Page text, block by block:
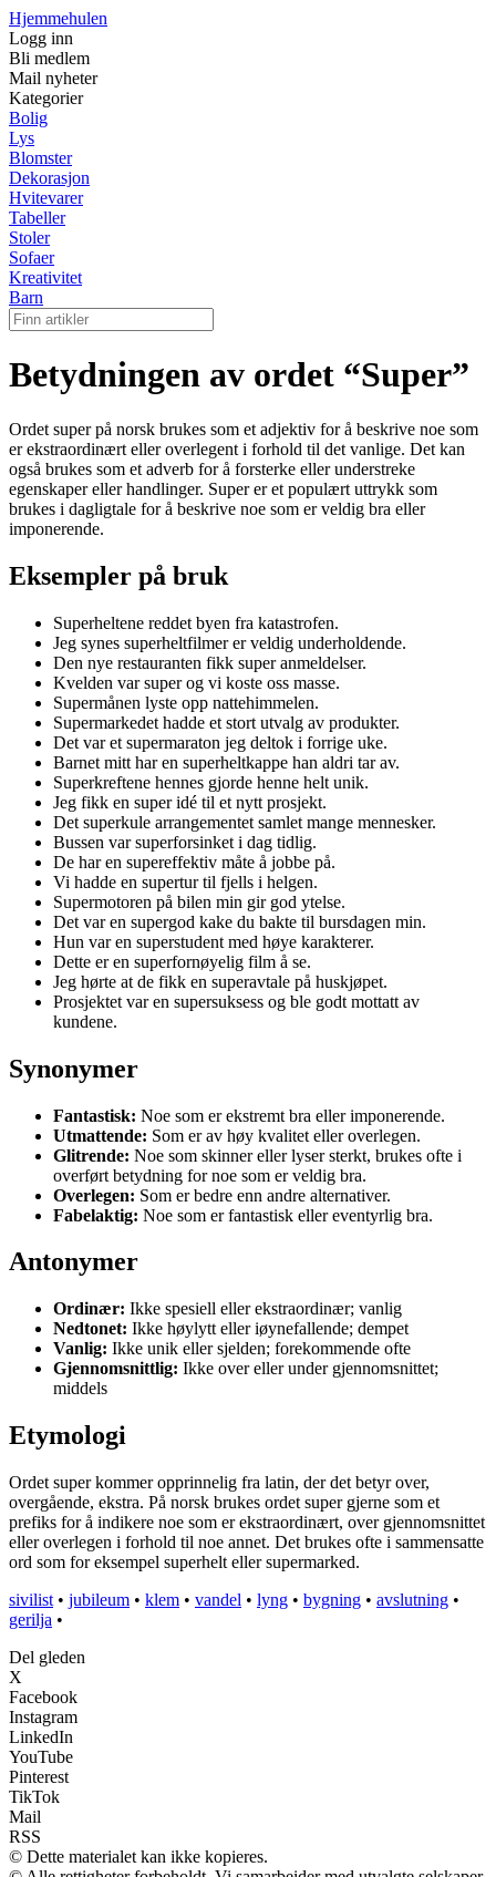
Hjemmehulen
Logg inn
Bli medlem
Mail nyheter
Kategorier
Bolig
Lys
Blomster
Dekorasjon
Hvitevarer
Tabeller
Stoler
Sofaer
Kreativitet
Barn
Betydningen av ordet “Super”
Ordet super på norsk brukes som et adjektiv for å beskrive noe som
er ekstraordinært eller overlegent i forhold til det vanlige. Det kan
også brukes som et adverb for å forsterke eller understreke
egenskaper eller handlinger. Super er et populært uttrykk som
brukes i dagligtale for å beskrive noe som er veldig bra eller
imponerende.
Eksempler på bruk
Superheltene reddet byen fra katastrofen.
Jeg synes superheltfilmer er veldig underholdende.
Den nye restauranten fikk super anmeldelser.
Kvelden var super og vi koste oss masse.
Supermånen lyste opp nattehimmelen.
Supermarkedet hadde et stort utvalg av produkter.
Det var et supermaraton jeg deltok i forrige uke.
Barnet mitt har en superheltkappe han aldri tar av.
Superkreftene hennes gjorde henne helt unik.
Jeg fikk en super idé til et nytt prosjekt.
Det superkule arrangementet samlet mange mennesker.
Bussen var superforsinket i dag tidlig.
De har en supereffektiv måte å jobbe på.
Vi hadde en supertur til fjells i helgen.
Supermotoren på bilen min gir god ytelse.
Det var en supergod kake du bakte til bursdagen min.
Hun var en superstudent med høye karakterer.
Dette er en superfornøyelig film å se.
Jeg hørte at de fikk en superavtale på huskjøpet.
Prosjektet var en supersuksess og ble godt mottatt av
kundene.
Synonymer
Fantastisk: Noe som er ekstremt bra eller imponerende.
Utmattende: Som er av høy kvalitet eller overlegen.
Glitrende: Noe som skinner eller lyser sterkt, brukes ofte i
overført betydning for noe som er veldig bra.
Overlegen: Som er bedre enn andre alternativer.
Fabelaktig: Noe som er fantastisk eller eventyrlig bra.
Antonymer
Ordinær: Ikke spesiell eller ekstraordinær; vanlig
Nedtonet: Ikke høylytt eller iøynefallende; dempet
Vanlig: Ikke unik eller sjelden; forekommende ofte
Gjennomsnittlig: Ikke over eller under gjennomsnittet;
middels
Etymologi
Ordet super kommer opprinnelig fra latin, der det betyr over,
overgående, ekstra. På norsk brukes ordet super gjerne som et
prefiks for å indikere noe som er ekstraordinært, over gjennomsnittet
eller overlegen i forhold til noe annet. Det brukes ofte i sammensatte
ord som for eksempel superhelt eller supermarked.
sivilist • jubileum • klem • vandel • lyng • bygning • avslutning •
gerilja •
Del gleden
X
Facebook
Instagram
LinkedIn
YouTube
Pinterest
TikTok
Mail
RSS
© Dette materialet kan ikke kopieres.